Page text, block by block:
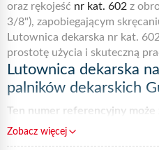
oraz rękojeść nr kat. 602 z
3/8"), zapobiegającym
Lutownica dekarska nr kat.
prostotę użycia i skuteczną
Lutownica dekarska
palników dekarskich
Ten numer referencyjny
godzin od otrzymania płatności.
Zobacz więcej